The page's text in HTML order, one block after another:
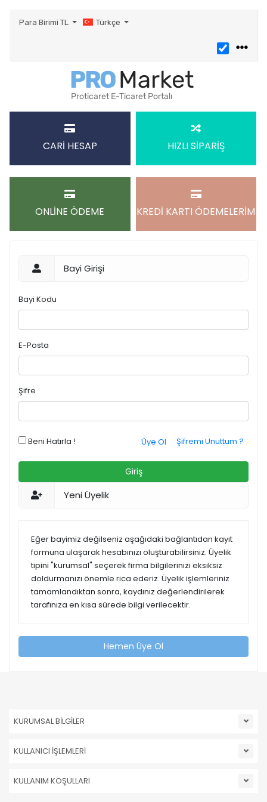
Para Birimi TL Türkçe
CARİ HESAP HIZLI SİPARİŞ
ONLİNE ÖDEME KREDİ KARTI ÖDEMELERİM
Bayi Girişi
Bayi Kodu
E-Posta
Şifre
Beni Hatırla ! Şifremi Unuttum ?
Üye Ol
Giriş
Yeni Üyelik
Eğer bayimiz değilseniz aşağıdaki bağlantıdan kayıt
formuna ulaşarak hesabınızı oluşturabilirsiniz. Üyelik
tipini "kurumsal" seçerek firma bilgilerinizi eksiksiz
doldurmanızı önemle rica ederiz. Üyelik işlemleriniz
tamamlandıktan sonra, kaydınız değerlendirilerek
tarafınıza en kısa sürede bilgi verilecektir.
Hemen Üye Ol
KURUMSAL BİLGİLER
KULLANICI İŞLEMLERİ
KULLANIM KOŞULLARI